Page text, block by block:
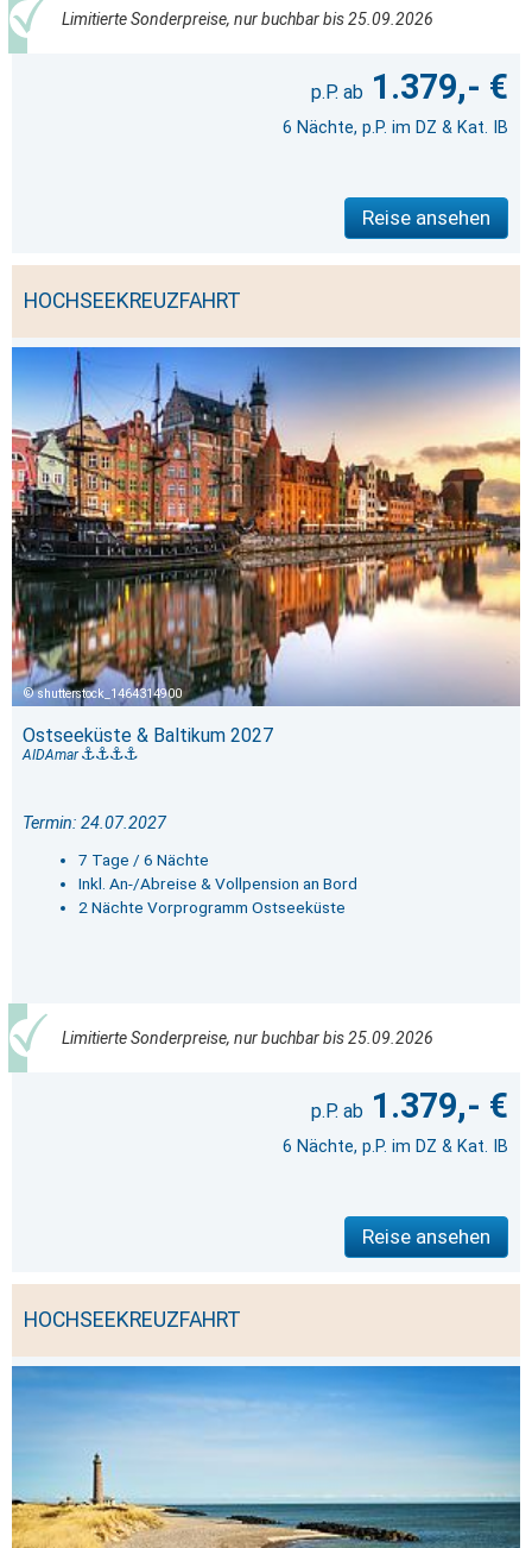
Limitierte Sonderpreise, nur buchbar bis 25.09.2026
1.379,- €
6 Nächte, p.P. im DZ & Kat. IB
Reise ansehen
HOCHSEEKREUZFAHRT
shutterstock_1464314900
Ostseeküste & Baltikum 2027
AIDAmar
Termin: 24.07.2027
7 Tage / 6 Nächte
Inkl. An-/Abreise & Vollpension an Bord
2 Nächte Vorprogramm Ostseeküste
Limitierte Sonderpreise, nur buchbar bis 25.09.2026
1.379,- €
6 Nächte, p.P. im DZ & Kat. IB
Reise ansehen
HOCHSEEKREUZFAHRT